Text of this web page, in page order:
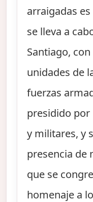
arraigadas
se lleva a
Santiago,
unidades de
fuerzas
presidido por
y militares, y
presencia de
que se
homenaje a